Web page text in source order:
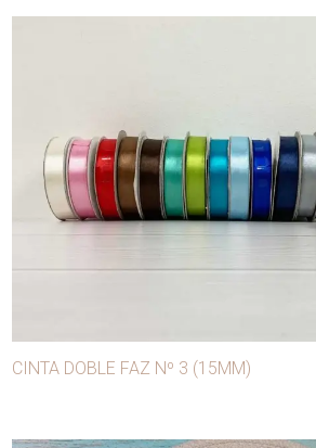
CINTA DOBLE FAZ Nº 3 (15MM)